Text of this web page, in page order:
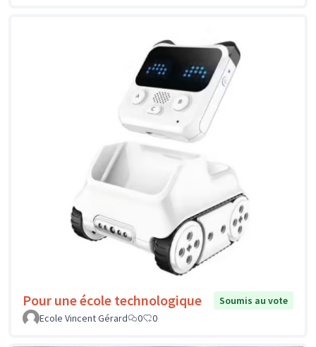
Pour une école technologique
Soumis au vote
Ecole Vincent Gérard
0 0